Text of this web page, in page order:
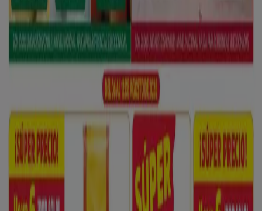
42 m
Cl. 17 # 29-36 (B. Cuidad Jardin), Pereira
430 m
Ara
Calle 14 Cra 29 esquina, Pereira